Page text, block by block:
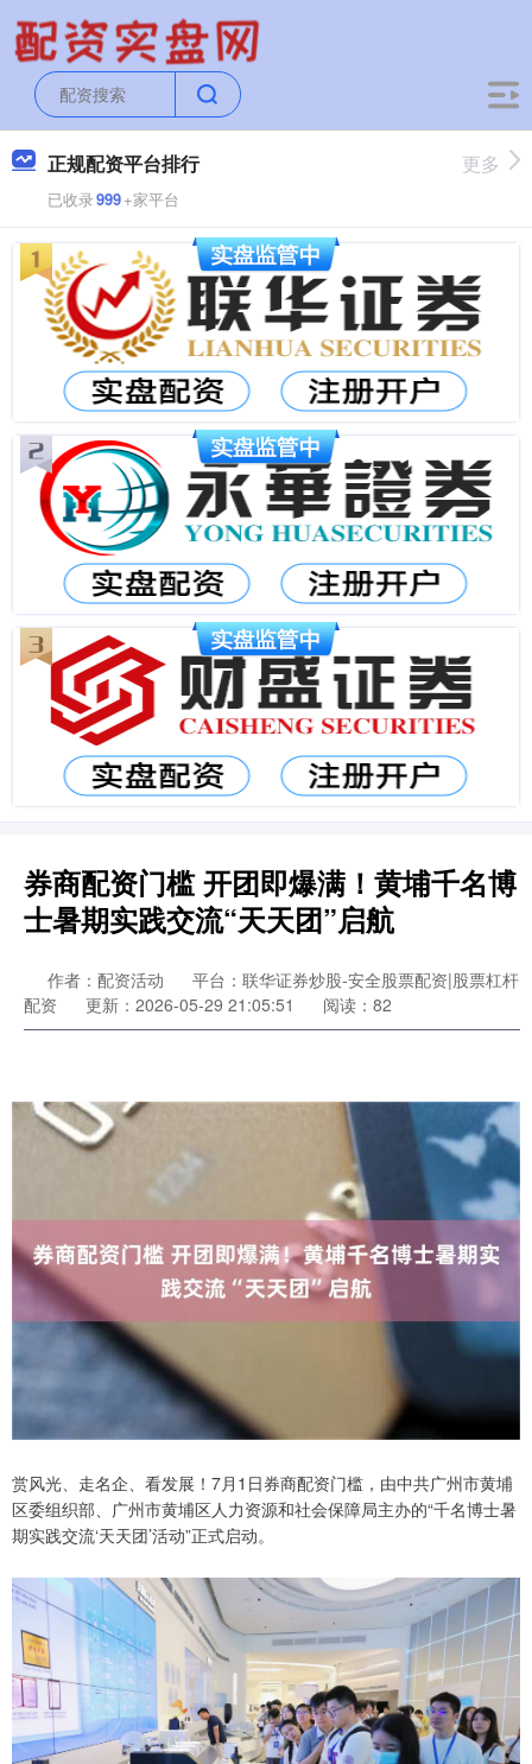
正规配资平台排行
已收录999+家平台
更多
券商配资门槛 开团即爆满！黄埔千名博
士暑期实践交流“天天团”启航
作者：配资活动
平台：联华证券炒股-安全股票配资|股票杠杆
配资
更新：2026-05-29 21:05:51 阅读：82
赏风光、走名企、看发展！7月1日券商配资门槛，由中共广州市黄埔
区委组织部、广州市黄埔区人力资源和社会保障局主办的“千名博士暑
期实践交流‘天天团’活动”正式启动。